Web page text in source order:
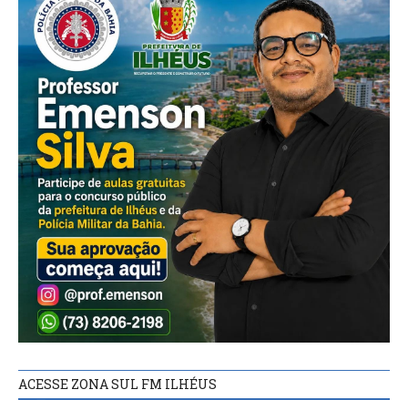
ACESSE ZONA SUL FM ILHÉUS